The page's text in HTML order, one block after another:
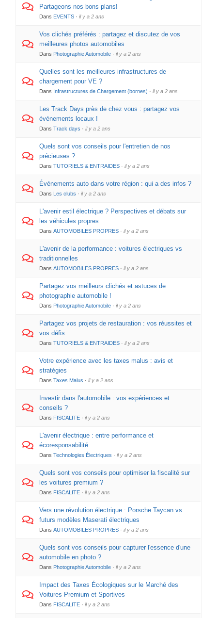
Partageons nos bons plans!
Dans EVENTS ·il y a 2 ans
Vos clichés préférés : partagez et discutez de vos
meilleures photos automobiles
Dans Photographie Automobile ·il y a 2 ans
Quelles sont les meilleures infrastructures de
chargement pour VE ?
Dans Infrastructures de Chargement (bornes) ·il y a 2 ans
Les Track Days près de chez vous : partagez vos
événements locaux !
DansTrack days ·il y a 2 ans
Quels sont vos conseils pour l'entretien de nos
précieuses ?
DansTUTORIELS & ENTRAIDES ·il y a 2 ans
Événements auto dans votre région : qui a des infos ?
Dans Les clubs ·il y a 2 ans
L'avenir estil électrique ? Perspectives et débats sur
les véhicules propres
DansAUTOMOBILES PROPRES ·il y a 2 ans
L'avenir de la performance : voitures électriques vs
traditionnelles
DansAUTOMOBILES PROPRES ·il y a 2 ans
Partagez vos meilleurs clichés et astuces de
photographie automobile !
Dans Photographie Automobile ·il y a 2 ans
Partagez vos projets de restauration : vos réussites et
vos défis
DansTUTORIELS & ENTRAIDES ·il y a 2 ans
Votre expérience avec les taxes malus : avis et
stratégies
DansTaxes Malus ·il y a 2 ans
Investir dans l'automobile : vos expériences et
conseils ?
Dans FISCALITE ·il y a 2 ans
L'avenir électrique : entre performance et
écoresponsabilité
DansTechnologies Électriques ·il y a 2 ans
Quels sont vos conseils pour optimiser la fiscalité sur
les voitures premium ?
Dans FISCALITE ·il y a 2 ans
Vers une révolution électrique : Porsche Taycan vs.
futurs modèles Maserati électriques
DansAUTOMOBILES PROPRES ·il y a 2 ans
Quels sont vos conseils pour capturer l'essence d'une
automobile en photo ?
Dans Photographie Automobile ·il y a 2 ans
Impact des Taxes Écologiques sur le Marché des
Voitures Premium et Sportives
Dans FISCALITE ·il y a 2 ans